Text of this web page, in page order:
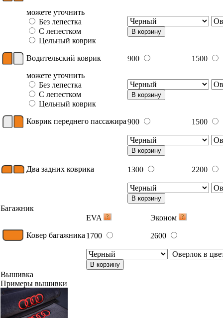
можете уточнить
Без лепестка
С лепестком
Цельный коврик
В корзину
Водительский коврик 900
1500
можете уточнить
Без лепестка
С лепестком
Цельный коврик
В корзину
Коврик переднего пассажира900 1500
В корзину
Два задних коврика 1300 2200
В корзину
Багажник
EVA
Эконом
Ковер багажника 1700 2600
В корзину
Вышивка
Примеры вышивки